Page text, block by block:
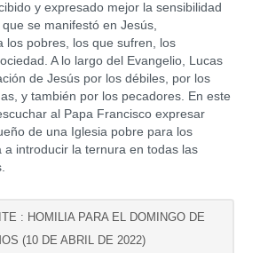
y expresado mejor la sensibilidad
se manifestó en Jesús,
los pobres, los que sufren, los
A lo largo del Evangelio, Lucas
de Jesús por los débiles, por los
y también por los pecadores. En este
al Papa Francisco expresar
de una Iglesia pobre para los
a introducir la ternura en todas las
: HOMILIA PARA EL DOMINGO DE
(10 DE ABRIL DE 2022)